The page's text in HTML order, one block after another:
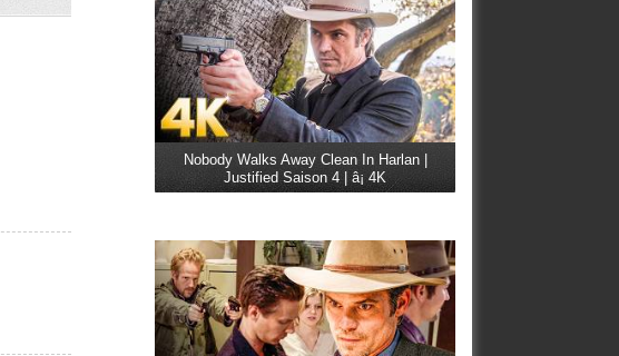
Nobody Walks Away Clean In Harlan |
Justified Saison 4 | â¡ 4K